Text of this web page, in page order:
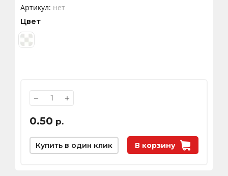
Артикул: нет
Цвет
− +
0.50 р.
В корзину
Купить в один клик